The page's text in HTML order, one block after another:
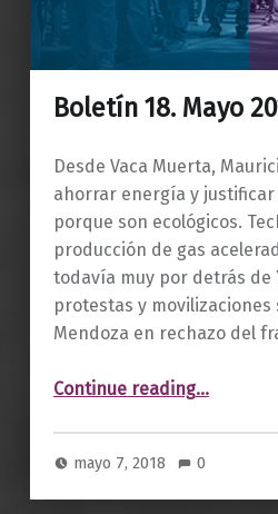
Boletín 18. Mayo
Desde Vaca Muerta,
ahorrar energía y
porque son ecológicos.
producción de gas
todavía muy por detrás de
protestas y movilizaciones
Mendoza en rechazo del
Continue reading
“Boletín 18. Mayo 2018.”
…
mayo 7, 2018 0